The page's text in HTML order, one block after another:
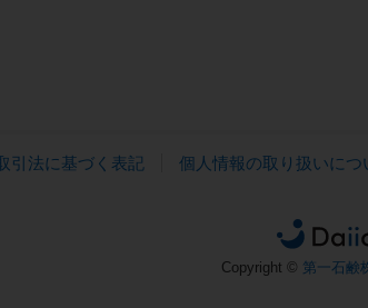
引法に基づく表記 個人情報の取り扱いにつ
Copyright © 第一石鹸